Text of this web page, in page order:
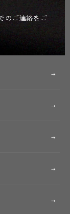
のご連絡をご